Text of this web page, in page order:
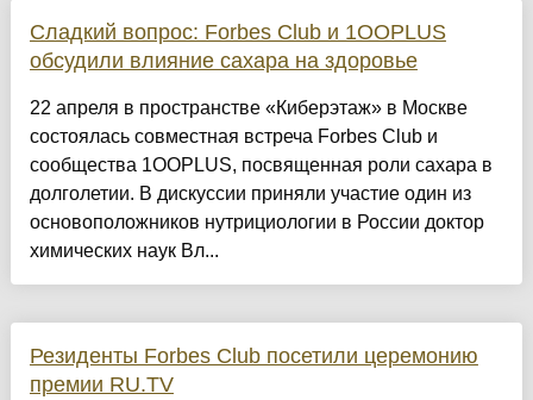
Сладкий вопрос: Forbes Club и 1OOPLUS
обсудили влияние сахара на здоровье
22 апреля в пространстве «Киберэтаж» в Москве
состоялась совместная встреча Forbes Club и
сообщества 1OOPLUS, посвященная роли сахара в
долголетии. В дискуссии приняли участие один из
основоположников нутрициологии в России доктор
химических наук Вл...
Резиденты Forbes Club посетили церемонию
премии RU.TV